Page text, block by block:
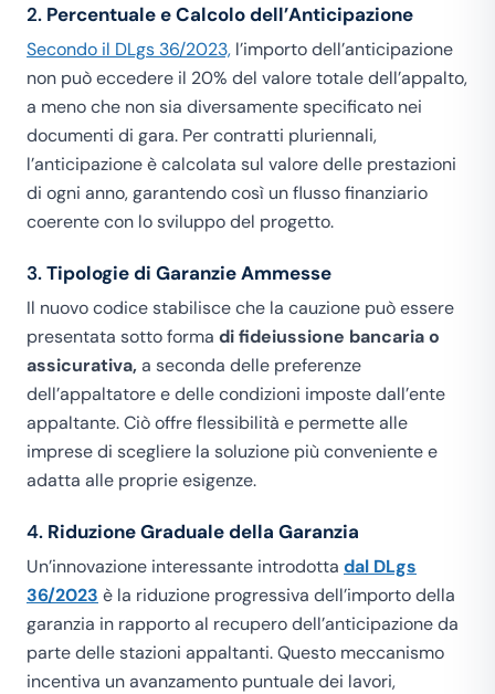
2. Percentuale e Calcolo dell’Anticipazione
Secondo il DLgs 36/2023, l’importo dell’anticipazione
non può eccedere il 20% del valore totale dell’appalto,
a meno che non sia diversamente specificato nei
documenti di gara. Per contratti pluriennali,
l’anticipazione è calcolata sul valore delle prestazioni
di ogni anno, garantendo così un flusso finanziario
coerente con lo sviluppo del progetto.
3.Tipologie di Garanzie Ammesse
Il nuovo codice stabilisce che la cauzione può essere
presentata sotto forma di fideiussione bancaria o
assicurativa, a seconda delle preferenze
dell’appaltatore e delle condizioni imposte dall’ente
appaltante. Ciò offre flessibilità e permette alle
imprese di scegliere la soluzione più conveniente e
adatta alle proprie esigenze.
4. Riduzione Graduale della Garanzia
Un’innovazione interessante introdotta dal DLgs
36/2023 è la riduzione progressiva dell’importo della
garanzia in rapporto al recupero dell’anticipazione da
parte delle stazioni appaltanti. Questo meccanismo
incentiva un avanzamento puntuale dei lavori,